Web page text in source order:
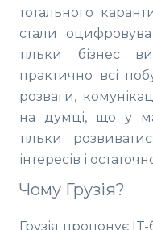
тотального
стали
тільки бізнес
практично всі
розваги,
на думці, що у
тільки
інтересів і
Чому Грузія?
Грузія пропонує